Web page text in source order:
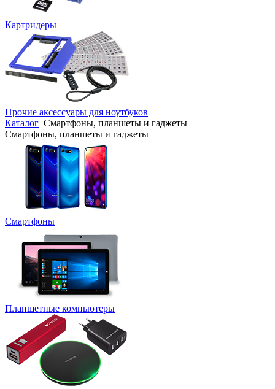
Картридеры
Прочие аксессуары для ноутбуков
Каталог Смартфоны, планшеты и гаджеты
Смартфоны, планшеты и гаджеты
Смартфоны
Планшетные компьютеры